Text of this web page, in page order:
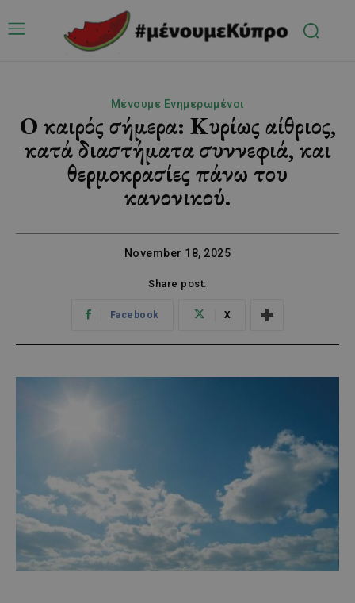
Μένουμε Ενημερωμένοι
Ο καιρός σήμερα: Κυρίως αίθριος,
κατά διαστήματα συννεφιά, και
θερμοκρασίες πάνω του
κανονικού.
November 18, 2025
Share post:
Facebook X